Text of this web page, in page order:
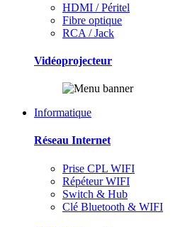
HDMI / Péritel
Fibre optique
RCA / Jack
Vidéoprojecteur
Informatique
Réseau Internet
Prise CPL WIFI
Répéteur WIFI
Switch & Hub
Clé Bluetooth & WIFI